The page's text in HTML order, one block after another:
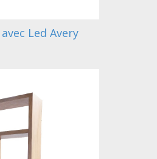
Led Avery